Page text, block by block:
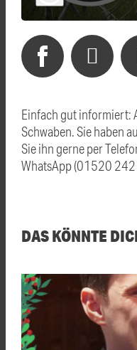
Einfach gut informiert:
Schwaben. Sie haben
Sie ihn gerne per
WhatsApp (01520
DAS KÖNNTE